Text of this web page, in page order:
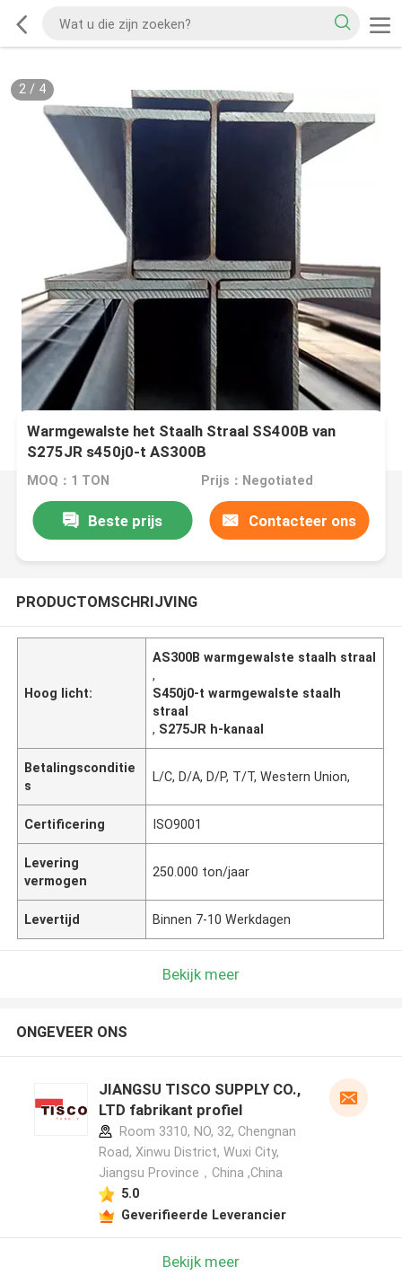
2/ 4
Warmgewalste het Staalh Straal SS400B van
S275JR s450j0-t AS300B
MOQ：1 TON Prijs：Negotiated
Beste prijs Contacteer ons
PRODUCTOMSCHRIJVING
Hoog licht:
AS300B warmgewalste staalh straal
,
S450j0-t warmgewalste staalh
straal
, S275JR h-kanaal
Betalingsconditie
s
L/C, D/A, D/P, T/T, Western Union,
Certificering ISO9001
Levering
vermogen
250.000 ton/jaar
Levertijd Binnen 7-10 Werkdagen
Bekijk meer
ONGEVEER ONS
JIANGSU TISCO SUPPLY CO.,
LTD fabrikant profiel
Room 3310, NO, 32, Chengnan
Road, Xinwu District, Wuxi City,
Jiangsu Province，China ,China
5.0
Geverifieerde Leverancier
Bekijk meer